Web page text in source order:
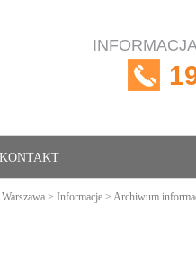
KONTAKT
> Informacje > Archiwum